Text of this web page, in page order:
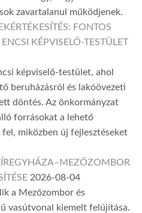
zavartalanul működjenek.
FONTOS
KÉPVISELŐ-TESTÜLET
képviselő-testület, ahol
beruházásról és lakóövezeti
döntés. Az önkormányzat
forrásokat a lehető
fel, miközben új fejlesztéseket
2026-08-04
a Mezőzombor és
vasútvonal kiemelt felújítása.